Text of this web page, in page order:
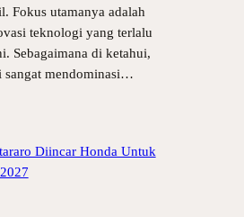
Fokus utamanya adalah
teknologi yang terlalu
Sebagaimana di ketahui,
sangat mendominasi…